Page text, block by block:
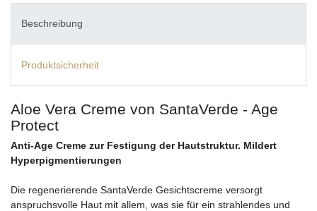
Beschreibung
Produktsicherheit
Aloe Vera Creme von SantaVerde - Age
Protect
Anti-Age Creme zur Festigung der Hautstruktur. Mildert
Hyperpigmentierungen
Die regenerierende SantaVerde Gesichtscreme versorgt
anspruchsvolle Haut mit allem, was sie für ein strahlendes und